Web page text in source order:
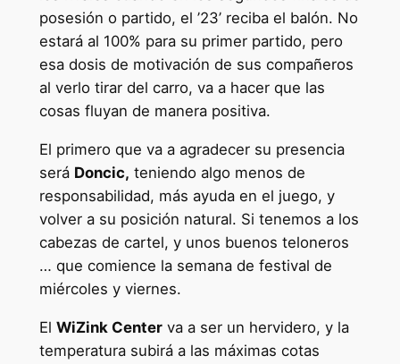
posesión o partido, el ’23’ reciba el balón. No
estará al 100% para su primer partido, pero
esa dosis de motivación de sus compañeros
al verlo tirar del carro, va a hacer que las
cosas fluyan de manera positiva.
El primero que va a agradecer su presencia
será Doncic, teniendo algo menos de
responsabilidad, más ayuda en el juego, y
volver a su posición natural. Si tenemos a los
cabezas de cartel, y unos buenos teloneros
… que comience la semana de festival de
miércoles y viernes.
El WiZink Centerva a ser un hervidero, y la
temperatura subirá a las máximas cotas